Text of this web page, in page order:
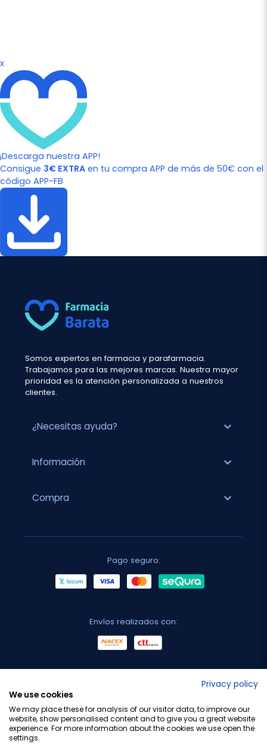
x
¡Descarga nuestra APP!
Consigue 3€ EXTRA en tu compra APP de más de 50€ con el
código APP-FB
Somos expertos en farmacia y parafarmacia.
Trabajamos para las mejores marcas. Nuestra mayor
prioridad es la atención personalizada a nuestros
clientes.
¿Necesitas ayuda? expand_more
Información expand_more
Compra expand_more
Pago seguro:
Envíos realizados con:
Privacy policy
We use cookies
We may place these for analysis of our visitor data, to improve our
website, show personalised content and to give you a great website
experience. For more information about the cookies we use open the
settings.